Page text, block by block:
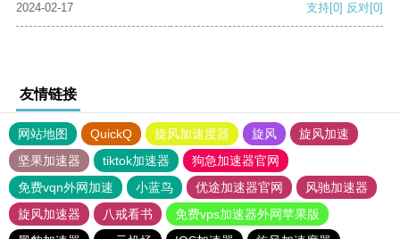
2024-02-17
支持[0] 反对[0]
友情链接
网站地图 QuickQ 旋风加速度器 旋风
旋风加速
坚果加速器
tiktok加速器
狗急加速器官网
免费vqn外网加速
小蓝鸟 优途加速器官网
风驰加速器
旋风加速器
八戒看书
免费vps加速器外网苹果版